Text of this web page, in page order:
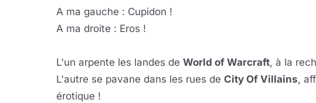
A ma gauche : Cupidon !
A ma droite : Eros !
L'un arpente les landes de World of Warcraft, à la
L'autre se pavane dans les rues de City Of Villains,
érotique !